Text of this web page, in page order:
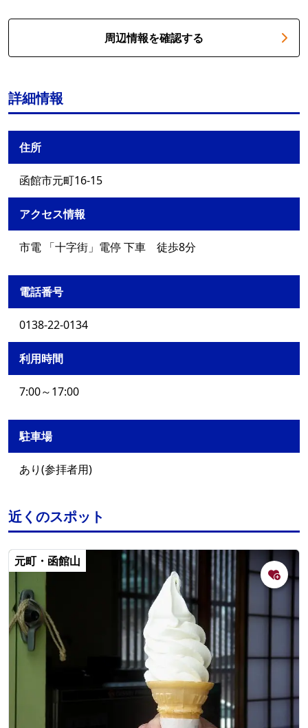
周辺情報を確認する
詳細情報
住所
函館市元町16-15
アクセス情報
市電 「十字街」電停 下車 徒歩8分
電話番号
0138-22-0134
利用時間
7:00～17:00
駐車場
あり(参拝者用)
近くのスポット
元町・函館山